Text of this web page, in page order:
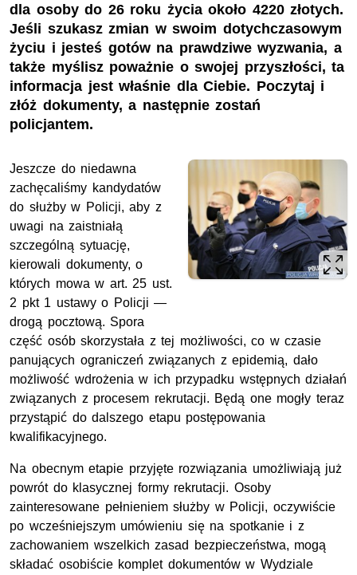
dla osoby do 26 roku życia około 4220 złotych.
Jeśli szukasz zmian w swoim dotychczasowym
życiu i jesteś gotów na prawdziwe wyzwania, a
także myślisz poważnie o swojej przyszłości, ta
informacja jest właśnie dla Ciebie. Poczytaj i
złóż dokumenty, a następnie zostań
policjantem.
Jeszcze do niedawna
zachęcaliśmy kandydatów
do służby w Policji, aby z
uwagi na zaistniałą
szczególną sytuację,
kierowali dokumenty, o
których mowa w art. 25 ust.
2 pkt 1 ustawy o Policji —
drogą pocztową. Spora
część osób skorzystała z tej możliwości, co w czasie
panujących ograniczeń związanych z epidemią, dało
możliwość wdrożenia w ich przypadku wstępnych działań
związanych z procesem rekrutacji. Będą one mogły teraz
przystąpić do dalszego etapu postępowania
kwalifikacyjnego.
Na obecnym etapie przyjęte rozwiązania umożliwiają już
powrót do klasycznej formy rekrutacji. Osoby
zainteresowane pełnieniem służby w Policji, oczywiście
po wcześniejszym umówieniu się na spotkanie i z
zachowaniem wszelkich zasad bezpieczeństwa, mogą
składać osobiście komplet dokumentów w Wydziale